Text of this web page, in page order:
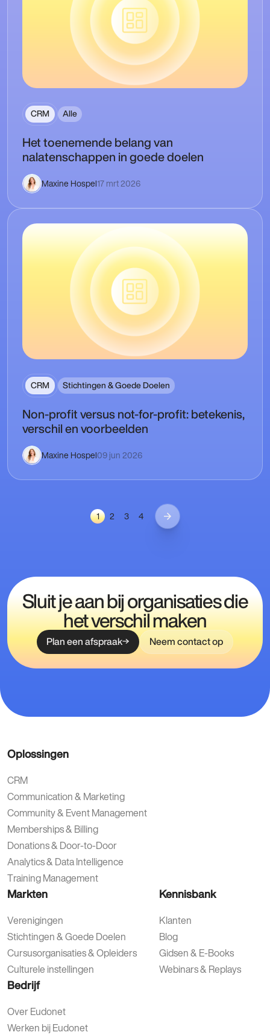
CRM Alle
Het toenemende belang van
nalatenschappen in goede doelen
Maxine Hospel17 mrt 2026
CRM Stichtingen & Goede Doelen
Non-profit versus not-for-profit: betekenis,
verschil en voorbeelden
Maxine Hospel09 jun 2026
1 2 3 4
Sluit je aan bij organisaties die
het verschil maken
Plan een afspraak Neem contact op
Oplossingen
CRM
Communication & Marketing
Community & Event Management
Memberships & Billing
Donations & Door-to-Door
Analytics & Data Intelligence
Training Management
Markten
Verenigingen
Stichtingen & Goede Doelen
Cursusorganisaties & Opleiders
Culturele instellingen
Kennisbank
Klanten
Blog
Gidsen & E-Books
Webinars & Replays
Bedrijf
Over Eudonet
Werken bij Eudonet